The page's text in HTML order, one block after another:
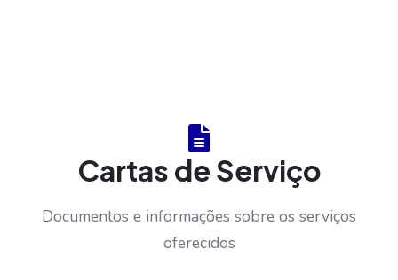
Cartas de Serviço
Documentos e informações sobre os serviços
oferecidos